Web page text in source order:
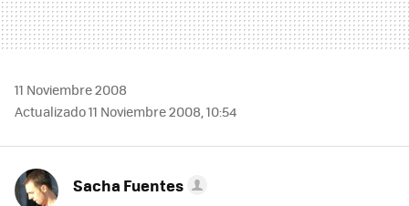
11 Noviembre 2008
Actualizado 11 Noviembre 2008, 10:54
Sacha Fuentes